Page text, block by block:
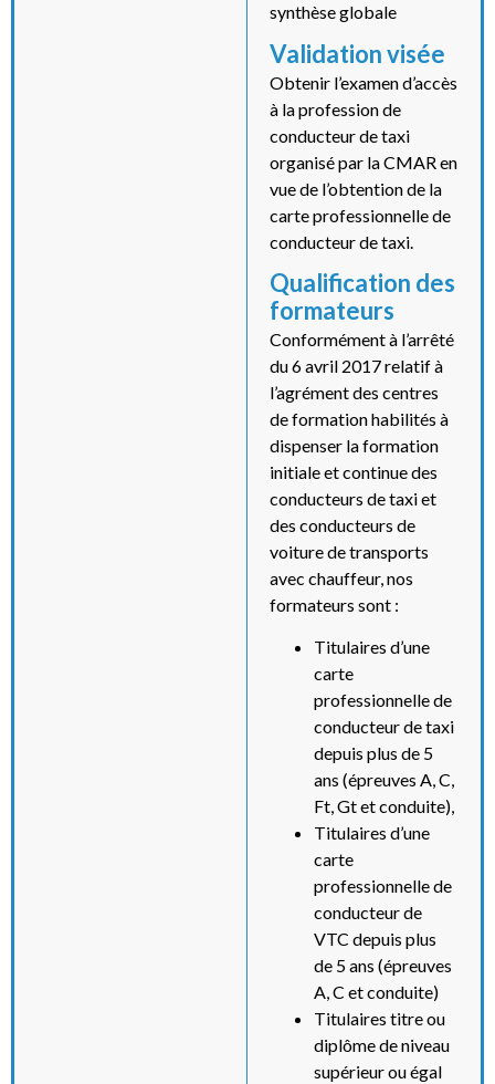
synthèse globale
Validation visée
Obtenir l’examen d’accès
à la profession de
conducteur de taxi
organisé par la CMAR en
vue de l’obtention de la
carte professionnelle de
conducteur de taxi.
Qualification des
formateurs
Conformément à l’arrêté
du 6 avril 2017 relatif à
l’agrément des centres
de formation habilités à
dispenser la formation
initiale et continue des
conducteurs de taxi et
des conducteurs de
voiture de transports
avec chauffeur, nos
formateurs sont :
Titulaires d’une
carte
professionnelle de
conducteur de taxi
depuis plus de 5
ans (épreuves A, C,
Ft, Gt et conduite),
Titulaires d’une
carte
professionnelle de
conducteur de
VTC depuis plus
de 5 ans (épreuves
A, C et conduite)
Titulaires titre ou
diplôme de niveau
supérieur ou égal